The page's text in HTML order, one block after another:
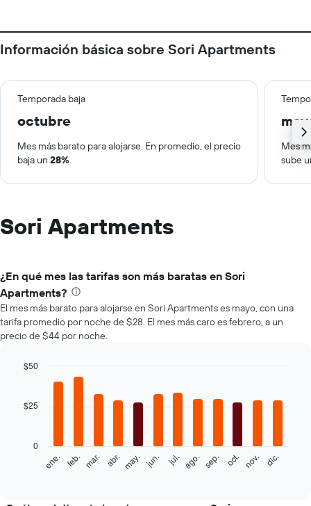
Información básica sobre Sori Apartments
Temporada baja
octubre
Mes más barato para alojarse. En promedio, el precio
baja un 28%.
Mes
sube
Sori Apartments
¿En qué mes las tarifas son más baratas en Sori
Apartments?
El mes más barato para alojarse en Sori Apartments es mayo, con una
tarifa promedio por noche de $28. El mes más caro es febrero, a un
precio de $44 por noche.
with
siguiente
ene. feb. mar. abr. may. jun. jul. ago. sep. oct. nov. dic.
0
$25
$50